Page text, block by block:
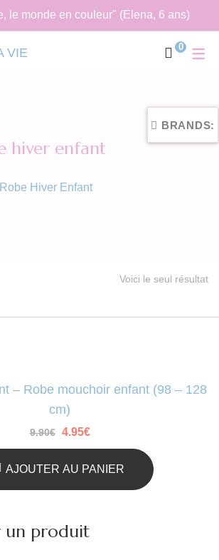
le monde en couleur" (Elena, 6 ans)
0
hiver enfant
Hiver Enfant
Voici le seul résultat
– Robe mouchoir enfant (98 – 128
cm)
9.90€ Le
était :
9.90€.
4.95€Le
est :
4.95€.
AJOUTER AU PANIER
un produit
BRANDS: